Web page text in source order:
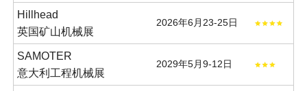
Hillhead
英国矿山机械展
2026年6月23-25日
SAMOTER
意大利工程机械展
2029年5月9-12日